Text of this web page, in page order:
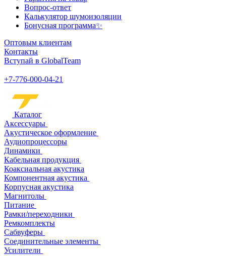
Вопрос-ответ
Калькулятор шумоизоляции
Бонусная программа✨
Оптовым клиентам
Контакты
Вступай в GlobalTeam
+7-776-000-04-21
Каталог
Аксессуары
Акустическое оформление
Аудиопроцессоры
Динамики
Кабельная продукция
Коаксиальная акустика
Компонентная акустика
Корпусная акустика
Магнитолы
Питание
Рамки/переходники
Ремкомплекты
Сабвуферы
Соединительные элементы
Усилители